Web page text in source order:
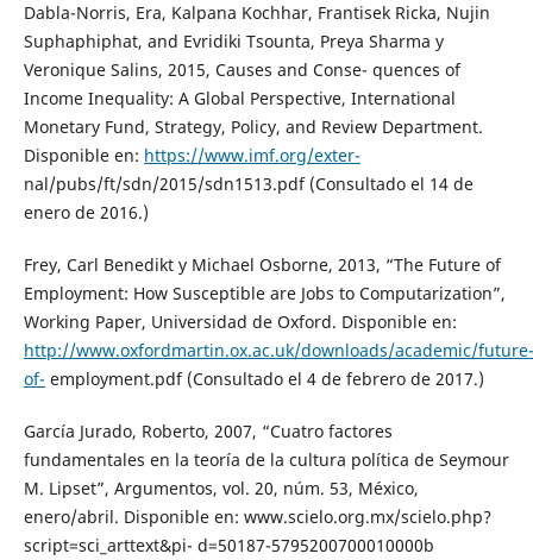
Dabla-Norris, Era, Kalpana Kochhar, Frantisek Ricka, Nujin
Suphaphiphat, and Evridiki Tsounta, Preya Sharma y
Veronique Salins, 2015, Causes and Conse- quences of
Income Inequality: A Global Perspective, International
Monetary Fund, Strategy, Policy, and Review Department.
Disponible en: https://www.imf.org/exter-
nal/pubs/ft/sdn/2015/sdn1513.pdf (Consultado el 14 de
enero de 2016.)
Frey, Carl Benedikt y Michael Osborne, 2013, “The Future of
Employment: How Susceptible are Jobs to Computarization”,
Working Paper, Universidad de Oxford. Disponible en:
http://www.oxfordmartin.ox.ac.uk/downloads/academic/future-
of- employment.pdf (Consultado el 4 de febrero de 2017.)
García Jurado, Roberto, 2007, “Cuatro factores
fundamentales en la teoría de la cultura política de Seymour
M. Lipset”, Argumentos, vol. 20, núm. 53, México,
enero/abril. Disponible en: www.scielo.org.mx/scielo.php?
script=sci_arttext&pi- d=50187-5795200700010000b